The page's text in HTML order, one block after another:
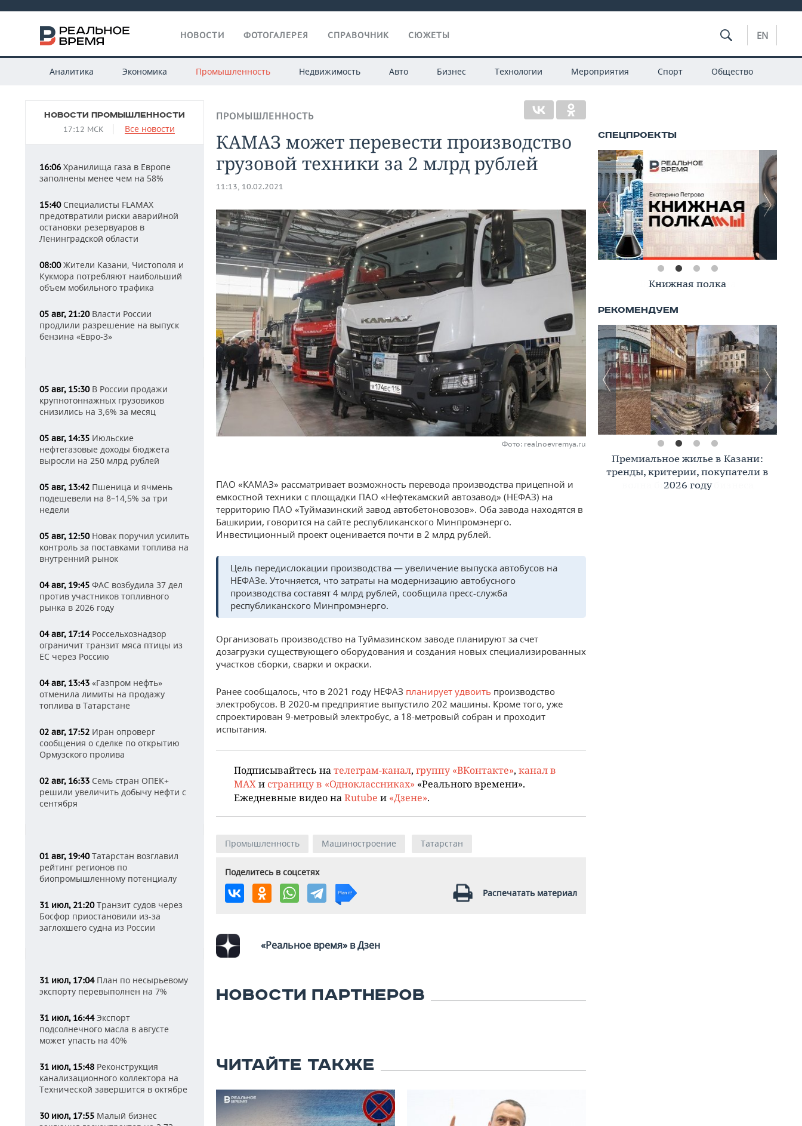
НОВОСТИ ФОТОГАЛЕРЕЯ СПРАВОЧНИК СЮЖЕТЫ EN
Аналитика Экономика Промышленность Недвижимость Авто Бизнес Технологии Мероприятия Спорт Общество
НОВОСТИ ПРОМЫШЛЕННОСТИ
17:12 МСК Все новости
16:06 Хранилища газа в Европе
заполнены менее чем на 58%
15:40Специалисты FLAMAX
предотвратили риски аварийной
остановки резервуаров в
Ленинградской области
08:00Жители Казани, Чистополя и
Кукмора потребляют наибольший
объем мобильного трафика
05 авг, 21:20Власти России
продлили разрешение на выпуск
бензина «Евро-3»
05 авг, 15:30В России продажи
крупнотоннажных грузовиков
снизились на 3,6% за месяц
05 авг, 14:35 Июльские
нефтегазовые доходы бюджета
выросли на 250 млрд рублей
05 авг, 13:42 Пшеница и ячмень
подешевели на 8–14,5% за три
недели
05 авг, 12:50Новак поручил усилить
контроль за поставками топлива на
внутренний рынок
04 авг, 19:45 ФАС возбудила 37 дел
против участников топливного
рынка в 2026 году
04 авг, 17:14Россельхознадзор
ограничит транзит мяса птицы из
ЕС через Россию
04 авг, 13:43 «Газпром нефть»
отменила лимиты на продажу
топлива в Татарстане
02 авг, 17:52 Иран опроверг
сообщения о сделке по открытию
Ормузского пролива
02 авг, 16:33 Семь стран ОПЕК+
решили увеличить добычу нефти с
сентября
01 авг, 19:40Татарстан возглавил
рейтинг регионов по
биопромышленному потенциалу
31 июл, 21:20Транзит судов через
Босфор приостановили из-за
заглохшего судна из России
31 июл, 17:04План по несырьевому
экспорту перевыполнен на 7%
31 июл, 16:44Экспорт
подсолнечного масла в августе
может упасть на 40%
31 июл, 15:48 Реконструкция
канализационного коллектора на
Технической завершится в октябре
30 июл, 17:55 Малый бизнес
ПРОМЫШЛЕННОСТЬ
КАМАЗ может перевести производство
грузовой техники за 2 млрд рублей
11:13, 10.02.2021
Фото: realnoevremya.ru
ПАО «КАМАЗ» рассматривает возможность перевода производства прицепной и
емкостной техники с площадки ПАО «Нефтекамский автозавод» (НЕФАЗ) на
территорию ПАО «Туймазинский завод автобетоновозов». Оба завода находятся в
Башкирии, говорится на сайте республиканского Минпромэнерго.
Инвестиционный проект оценивается почти в 2 млрд рублей.
Цель передислокации производства — увеличение выпуска автобусов на
НЕФАЗе. Уточняется, что затраты на модернизацию автобусного
производства составят 4 млрд рублей, сообщила пресс-служба
республиканского Минпромэнерго.
Организовать производство на Туймазинском заводе планируют за счет
дозагрузки существующего оборудования и создания новых специализированных
участков сборки, сварки и окраски.
Ранее сообщалось, что в 2021 году НЕФАЗ планирует удвоить производство
электробусов. В 2020-м предприятие выпустило 202 машины. Кроме того, уже
спроектирован 9-метровый электробус, а 18-метровый собран и проходит
испытания.
Подписывайтесь нателеграм-канал, группу «ВКонтакте», канал в
MAXи страницу в «Одноклассниках» «Реального времени».
Ежедневные видео наRutube и «Дзене».
Промышленность Машиностроение Татарстан
Поделитесь в соцсетях
Распечатать материал
«Реальное время» в Дзен
НОВОСТИ ПАРТНЕРОВ
ЧИТАЙТЕ ТАКЖЕ
Книжная полка
Премиальное жилье в Казани:
тренды, критерии, покупатели в
2026 году